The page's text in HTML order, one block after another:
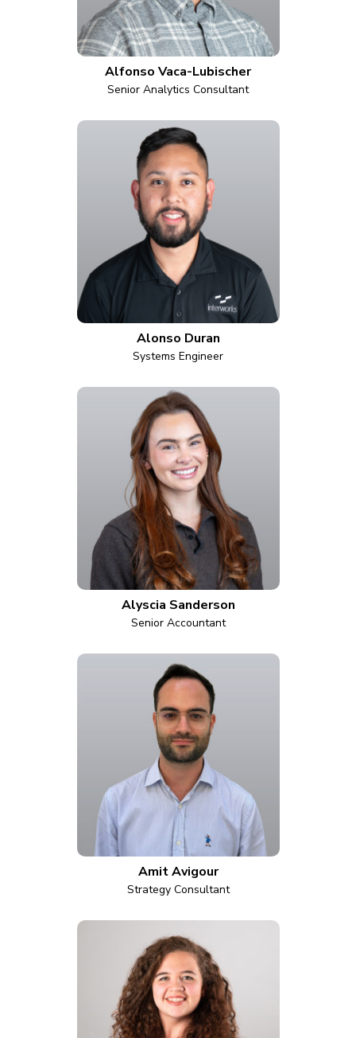
Alfonso Vaca-Lubischer
Senior Analytics Consultant
Alonso Duran
Systems Engineer
Alyscia Sanderson
Senior Accountant
Amit Avigour
Strategy Consultant